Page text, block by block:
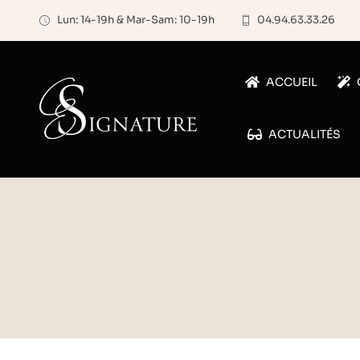
Lun: 14-19h & Mar-Sam: 10-19h 04.94.63.33.26
ACCUEIL
ACTUALITÉS